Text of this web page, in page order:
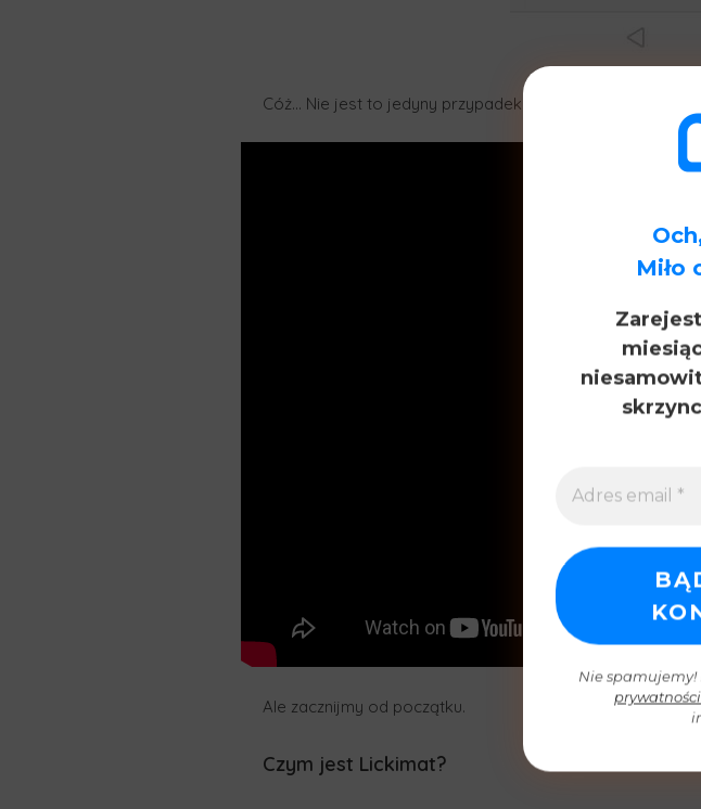
Cóż… Nie jest to jedyny przypadek recenzji na „zlecenie”
Ale zacznijmy od początku.
Czym jest Lickimat?
Miło
Nie spamujemy!
prywatności